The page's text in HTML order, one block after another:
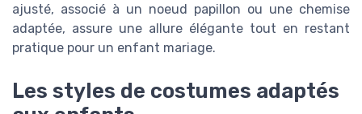
ajusté, associé à un noeud papillon ou une chemise
adaptée, assure une allure élégante tout en restant
pratique pour un enfant mariage.
Les styles de costumes adaptés